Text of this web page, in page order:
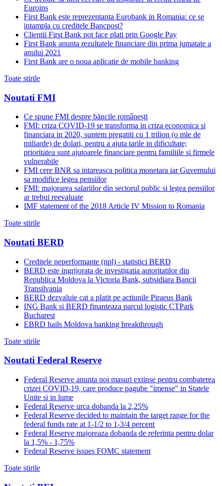
Euroins
First Bank este reprezentanta Eurobank in Romania: ce se
intampla cu creditele Bancpost?
Clientii First Bank pot face plati prin Google Pay
First Bank anunta rezultatele financiare din prima jumatate a
anului 2021
First Bank are o noua aplicatie de mobile banking
Toate stirile
Noutati FMI
Ce spune FMI despre băncile românești
FMI: criza COVID-19 se transforma in criza economica si
financiara in 2020, suntem pregatiti cu 1 trilion (o mie de
miliarde) de dolari, pentru a ajuta tarile in dificultate;
prioritatea sunt ajutoarele financiare pentru familiile si firmele
vulnerabile
FMI cere BNR sa intareasca politica monetara iar Guvernului
sa modifice legea pensiilor
FMI: majorarea salariilor din sectorul public si legea pensiilor
ar trebui reevaluate
IMF statement of the 2018 Article IV Mission to Romania
Toate stirile
Noutati BERD
Creditele neperformante (npl) - statistici BERD
BERD este ingrijorata de investigatia autoritatilor din
Republica Moldova la Victoria Bank, subsidiara Bancii
Transilvania
BERD dezvaluie cat a platit pe actiunile Piraeus Bank
ING Bank si BERD finanteaza parcul logistic CTPark
Bucharest
EBRD hails Moldova banking breakthrough
Toate stirile
Noutati Federal Reserve
Federal Reserve anunta noi masuri extinse pentru combaterea
crizei COVID-19, care produce pagube "imense" in Statele
Unite si in lume
Federal Reserve urca dobanda la 2,25%
Federal Reserve decided to maintain the target range for the
federal funds rate at 1-1/2 to 1-3/4 percent
Federal Reserve majoreaza dobanda de referinta pentru dolar
la 1,5% - 1,75%
Federal Reserve issues FOMC statement
Toate stirile